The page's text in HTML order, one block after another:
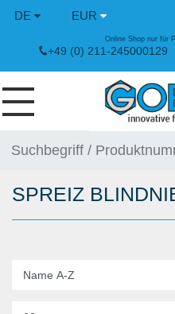
DE EUR
+49 (0) 211-245000129
Online Shop nur für
SCHRAUBEN
NIETWERKZEUGE
SPREIZ